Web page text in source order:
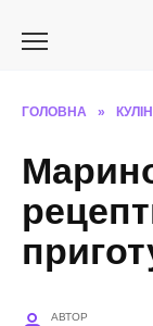
ГОЛОВНА »
АВТОР